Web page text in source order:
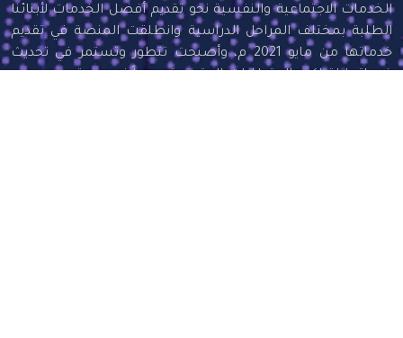
الخدمات الاجتماعية والنفسية نحو تقديم أفضل الخدمات لأبنائنا
الطلبة بمختلف المراحل الدراسية وانطلقت المنصة في تقديم
خدماتها من مايو 2021 م، وأصبحت تتطور وتستمر في تحديث